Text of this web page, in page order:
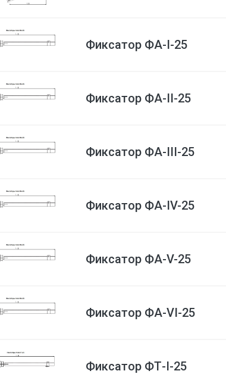
Фиксатор ФА-I-25
Фиксатор ФА-II-25
Фиксатор ФА-III-25
Фиксатор ФА-IV-25
Фиксатор ФА-V-25
Фиксатор ФА-VI-25
Фиксатор ФТ-I-25